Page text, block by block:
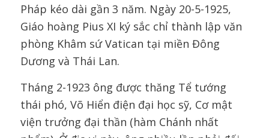
Pháp kéo dài gần 3 năm. Ngày 20-5-1925,
Giáo hoàng Pius XI ký sắc chỉ thành lập văn
phòng Khâm sứ Vatican tại miền Đông
Dương và Thái Lan.
Tháng 2-1923 ông được thăng Tể tướng
thái phó, Võ Hiển điện đại học sỹ, Cơ mật
viện trưởng đại thần (hàm Chánh nhất